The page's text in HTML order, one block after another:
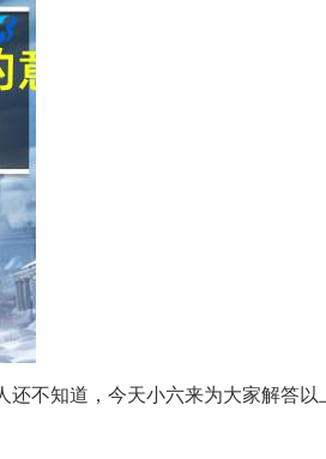
不知道，今天小六来为大家解答